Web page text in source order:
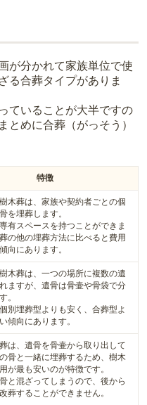
が分かれて家族単位で使
る合葬タイプがありま
ていることが大半ですの
とめに合葬（がっそう）
特徴
木葬は、家族や契約者ごとの個
を埋葬します。
有スペースを持つことができま
の他の埋葬方法に比べると費用
向にあります。
木葬は、一つの場所に複数の遺
ますが、遺骨は骨壷や骨袋で分
。
別埋葬型よりも安く、合葬型よ
傾向にあります。
は、遺骨を骨壷から取り出して
骨と一緒に埋葬するため、樹木
が最も安いのが特徴です。
と混ざってしまうので、後から
葬することができません。